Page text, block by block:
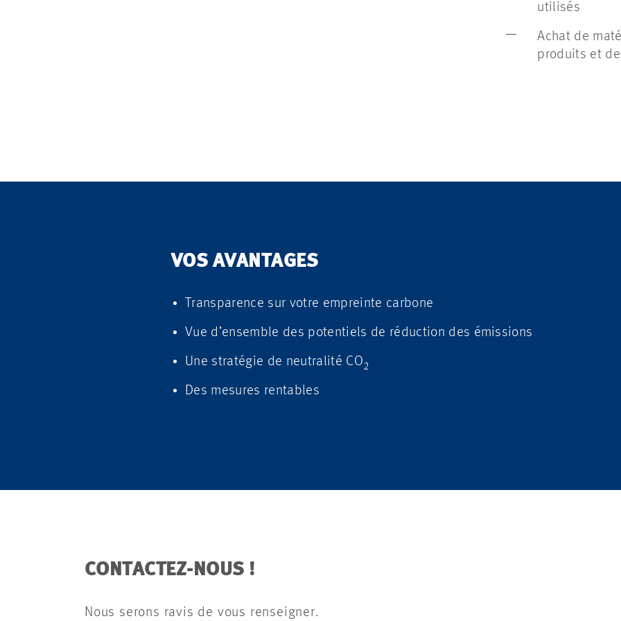
utilisés
Achat de
produits et
VOS AVANTAGES
Transparence sur votre empreinte carbone
Vue d’ensemble des potentiels de réduction des émissions
Une stratégie de neutralité CO2
Des mesures rentables
CONTACTEZ-NOUS !
Nous serons ravis de vous renseigner.